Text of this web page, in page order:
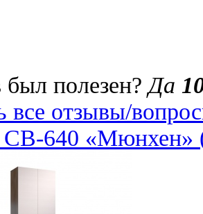
был полезен?Да
все отзывы/
640 «Мюнхен»